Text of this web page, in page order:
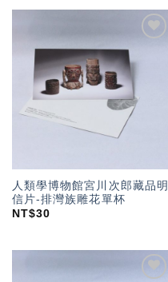
人類學博物館宮川次郎藏品明
信片-排灣族雕花單杯
NT$30